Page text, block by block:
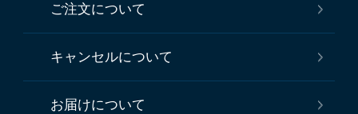
ご注文について
キャンセルについて
お届けについて